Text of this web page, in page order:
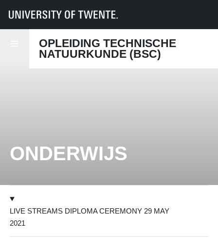
OPLEIDING TECHNISCHE
NATUURKUNDE (BSC)
UT Onderwijs Studenteninformatie
Onderwijs
ONDERWIJS
LIVE STREAMS DIPLOMA CEREMONY 29 MAY
2021